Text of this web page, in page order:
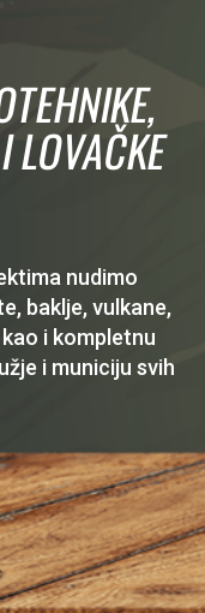
LOVAČKE
nudimo
baklje, vulkane,
i kompletnu
i municiju svih